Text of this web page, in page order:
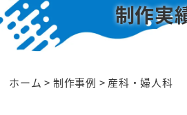
制作実
ホーム > 制作事例 > 産科・婦人科